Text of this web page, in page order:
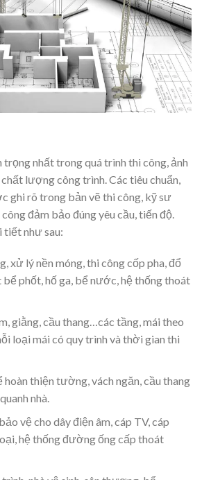
trọng nhất trong quá trình thi công, ảnh
lượng công trình. Các tiêu chuẩn,
ghi rõ trong bản vẽ thi công, kỹ sư
đảm bảo đúng yêu cầu, tiến độ.
tiết như sau:
xử lý nền móng, thi công cốp pha, đổ
bể phốt, hố ga, bể nước, hệ thống thoát
giằng, cầu thang…các tầng, mái theo
loại mái có quy trình và thời gian thi
hoàn thiện tường, vách ngăn, cầu thang
nhà.
vệ cho dây điện âm, cáp TV, cáp
hệ thống đường ống cấp thoát